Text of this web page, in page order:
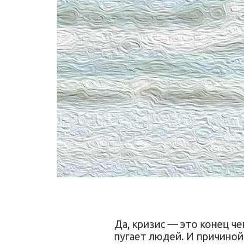
Да, кризис — это конец
пугает людей. И